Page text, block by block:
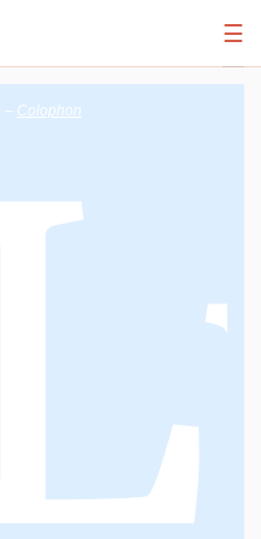
☰
– Colophon